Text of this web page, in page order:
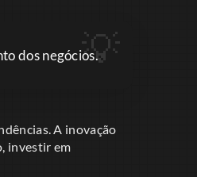
dos negócios.
A inovação
investir em